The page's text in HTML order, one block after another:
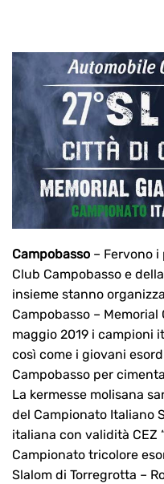
Campobasso – Fervono
Club Campobasso e
insieme stanno
Campobasso –
maggio 2019 i campioni
così come i giovani
Campobasso per
La kermesse molisana
del Campionato Italiano
italiana con validità CEZ
Campionato tricolore
Slalom di Torregrotta –